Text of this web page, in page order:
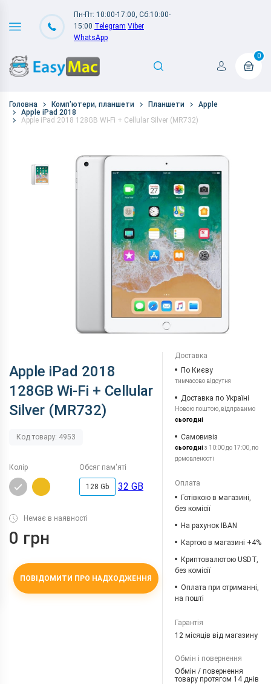
Пн-Пт: 10:00-17:00, Сб:10:00-
15:00 Telegram Viber
WhatsApp
0
Головна Комп'ютери, планшети Планшети
Apple
Apple iPad 2018
Apple iPad 2018 128GB Wi-Fi + Cellular Silver (MR732)
Apple iPad 2018
128GB Wi-Fi + Cellular
Silver (MR732)
Код товару: 4953
Колір Обсяг пам'яті
128 Gb 32 GB
Немає в наявності
0 грн
ПОВІДОМИТИ ПРО НАДХОДЖЕННЯ
Доставка
По Києву
тимчасово відсутня
Доставка по Україні
Новою поштою, відправимо
сьогодні
Самовивіз
сьогодніз 10:00 до 17:00, по
домовленості
Оплата
Готівкою в магазині,
без комісії
На рахунок IBAN
Картою в магазині +4%
Криптовалютою USDT,
без комісії
Оплата при отриманні,
на пошті
Гарантія
12 місяців від магазину
Обмін і повернення
Обмін / повернення
товару протягом 14 днів